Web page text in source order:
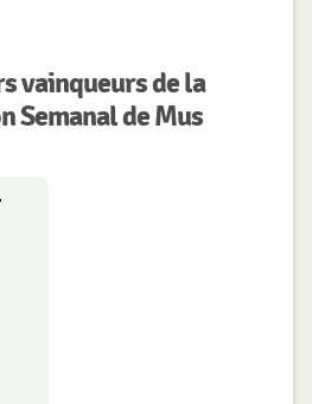
vainqueurs de la
Semanal de Mus